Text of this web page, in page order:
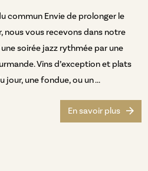
commun Envie de prolonger le
nous vous recevons dans notre
soirée jazz rythmée par une
Vins d’exception et plats
jour, une fondue, ou un ...
En savoir plus